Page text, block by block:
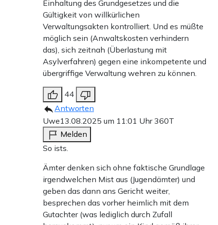
Einhaltung des Grundgesetzes und die
Gültigkeit von willkürlichen
Verwaltungsakten kontrolliert. Und es müßte
möglich sein (Anwaltskosten verhindern
das), sich zeitnah (Überlastung mit
Asylverfahren) gegen eine inkompetente und
übergriffige Verwaltung wehren zu können.
44
Antworten
Uwe13.08.2025 um 11:01 Uhr360T
Melden
So ists.
Ämter denken sich ohne faktische Grundlage
irgendwelchen Mist aus (Jugendämter) und
geben das dann ans Gericht weiter,
besprechen das vorher heimlich mit dem
Gutachter (was lediglich durch Zufall